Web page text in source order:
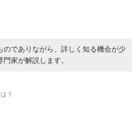
のでありながら、詳しく知る機会が少
家が解説します。
？